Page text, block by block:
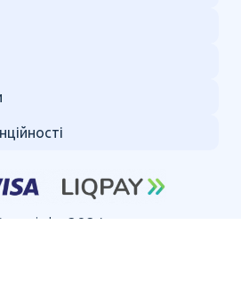
2024.